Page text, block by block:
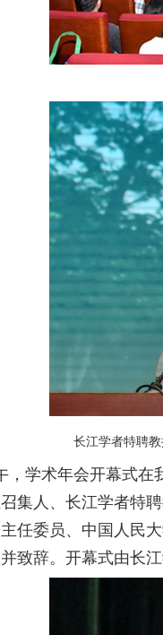
长江学者特聘
学术年会开幕式在
集人、长江学者特
任委员、中国人民
致辞。开幕式由长